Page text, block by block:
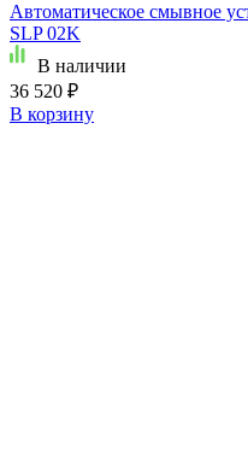
Автоматическое смывное
SLP 02K
В наличии
36 520 ₽
В корзину